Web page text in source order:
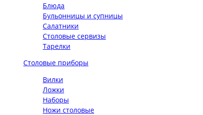
Блюда
Бульонницы и супницы
Салатники
Столовые сервизы
Тарелки
Столовые приборы
Вилки
Ложки
Наборы
Ножи столовые